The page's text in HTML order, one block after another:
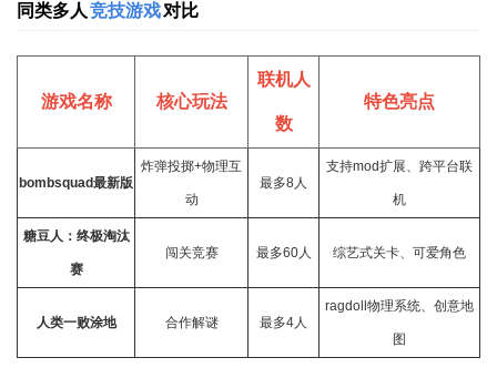
同类多人 竞技游戏对比
游戏名称 核心玩法
联机人
数
特色亮点
bombsquad最新版
炸弹投掷+物理互
动
最多8人
支持mod扩展、跨平台联
机
糖豆人：终极淘汰
赛
闯关竞赛 最多60人 综艺式关卡、可爱角色
人类一败涂地 合作解谜 最多4人
ragdoll物理系统、创意地
图